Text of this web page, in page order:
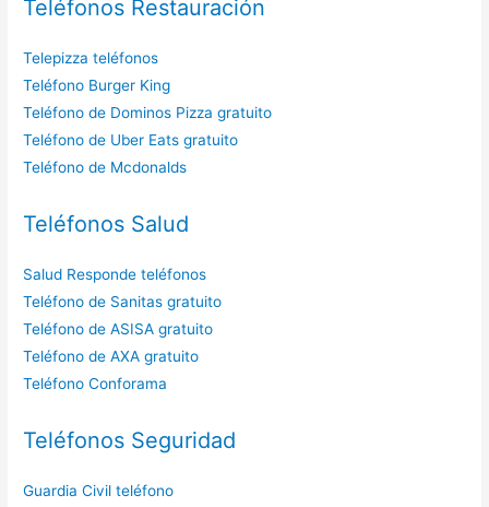
Teléfonos Restauración
Telepizza teléfonos
Teléfono Burger King
Teléfono de Dominos Pizza gratuito
Teléfono de Uber Eats gratuito
Teléfono de Mcdonalds
Teléfonos Salud
Salud Responde teléfonos
Teléfono de Sanitas gratuito
Teléfono de ASISA gratuito
Teléfono de AXA gratuito
Teléfono Conforama
Teléfonos Seguridad
Guardia Civil teléfono